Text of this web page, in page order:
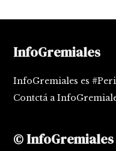
InfoGremiales
InfoGremiales es
Contctá a
© InfoGremiales